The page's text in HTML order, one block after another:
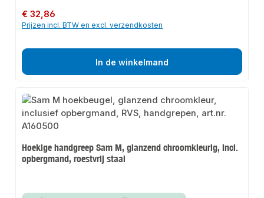
Normale prijs:
€ 32,86
Prijzen incl. BTW en excl. verzendkosten
In de winkelmand
Hoekige handgreep Sam M, glanzend chroomkleurig, incl.
opbergmand, roestvrij staal